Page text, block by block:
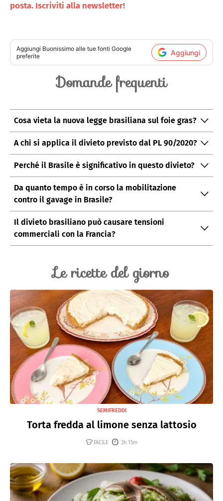
posta. Iscriviti alla newsletter!
Aggiungi Buonissimo alle tue fonti Google
preferite
Aggiungi
Domande frequenti
Cosa vieta la nuova legge brasiliana sul foie gras?
Proibisce produzione, commercializzazione e
importazione di prodotti ottenuti tramite alimentazione
forzata (gavage), sia freschi sia conservati.
A chi si applica il divieto previsto dal PL 90/2020?
Si applica a produttori, distributori e venditori sul
territorio federale brasiliano, senza eccezioni previste
dal testo.
Perché il Brasile è significativo in questo divieto?
Essendo il secondo produttore mondiale di carne
avicola, un divieto federale ha forte valore simbolico e
potenziale impatto internazionale.
Da quanto tempo è in corso la mobilitazione
contro il gavage in Brasile?
La campagna è attiva dal 2020 e ha raccolto oltre
288.000 firme, coinvolgendo diverse commissioni
Il divieto brasiliano può causare tensioni
commerciali con la Francia?
causato rotture economiche significative.
Le ricette del giorno
SEMIFREDDI
Torta fredda al limone senza lattosio
FACILE 3h 15m